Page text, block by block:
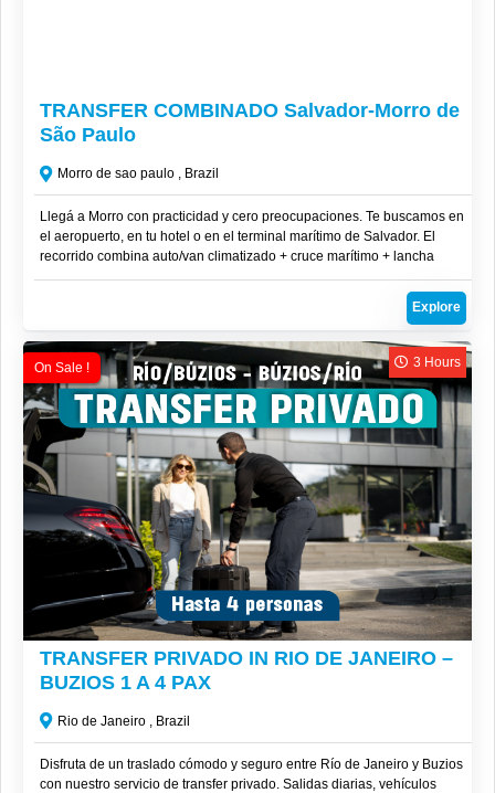
TRANSFER COMBINADO Salvador-Morro de
São Paulo
Morro de sao paulo , Brazil
Llegá a Morro con practicidad y cero preocupaciones. Te buscamos en
el aeropuerto, en tu hotel o en el terminal marítimo de Salvador. El
recorrido combina auto/van climatizado + cruce marítimo + lancha
rápida, garantizando confort, agilidad y seguridad.
Explore
On Sale !
R$650
3 Hours
TRANSFER PRIVADO IN RIO DE JANEIRO –
BUZIOS 1 A 4 PAX
Rio de Janeiro , Brazil
Disfruta de un traslado cómodo y seguro entre Río de Janeiro y Buzios
con nuestro servicio de transfer privado. Salidas diarias, vehículos